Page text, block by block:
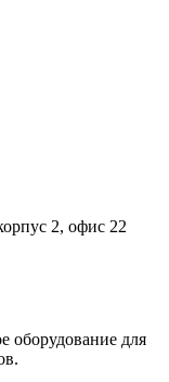
2, офис 22
для